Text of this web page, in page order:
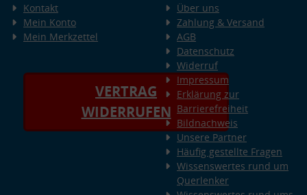
Kontakt
Mein Konto
Mein Merkzettel
VERTRAG
WIDERRUFEN
Über uns
Zahlung & Versand
AGB
Datenschutz
Widerruf
Impressum
Erklärung zur
Barrierefreiheit
Bildnachweis
Unsere Partner
Häufig gestellte Fragen
Wissenswertes rund um
Querlenker